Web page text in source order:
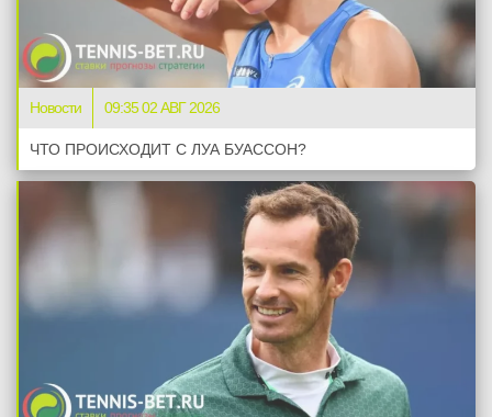
Новости 09:35 02 АВГ 2026
ЧТО ПРОИСХОДИТ С ЛУА БУАССОН?